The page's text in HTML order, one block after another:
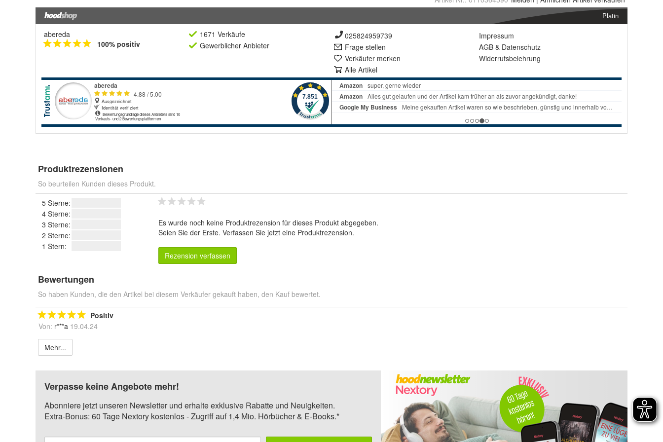
Platin
abereda
100% positiv
1671 Verkäufe
Gewerblicher Anbieter
025824959739
Frage stellen
Verkäufer merken
Alle Artikel
Impressum
AGB & Datenschutz
Widerrufsbelehrung
Produktrezensionen
So beurteilen Kunden dieses Produkt.
5 Sterne:
4 Sterne:
3 Sterne:
2 Sterne:
1 Stern:
Es wurde noch keine Produktrezension für dieses Produkt abgegeben.
Seien Sie der Erste. Verfassen Sie jetzt eine Produktrezension.
Rezension verfassen
Bewertungen
So haben Kunden, die den Artikel bei diesem Verkäufer gekauft haben, den Kauf bewertet.
Positiv
Von: r***a 19.04.24
Mehr...
Verpasse keine Angebote mehr!
Abonniere jetzt unseren Newsletter und erhalte exklusive Rabatte und Neuigkeiten.
Extra-Bonus: 60 Tage Nextory kostenlos - Zugriff auf 1,4 Mio. Hörbücher & E-Books.*